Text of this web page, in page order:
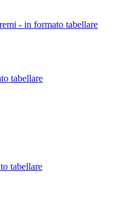
- in formato tabellare
tabellare
tabellare